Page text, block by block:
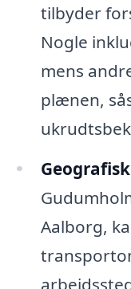
tilbyder
Nogle
mens
plænen,
Aalborg,